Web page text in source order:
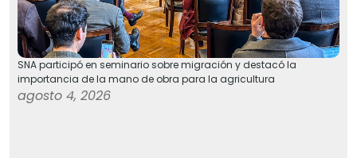
SNA participó en seminario sobre migración y destacó la
importancia de la mano de obra para la agricultura
agosto 4, 2026